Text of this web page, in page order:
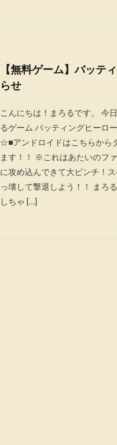
【無料ゲーム】バッテ
らせ
こんにちは！まろるです。 今
るゲーム バッティングヒーロ
☆■アンドロイドはこちらから
ます！！ ※これはあたいのフ
に攻め込んできて大ピンチ！
っ壊して撃退しよう！！ まろ
しちゃ […]